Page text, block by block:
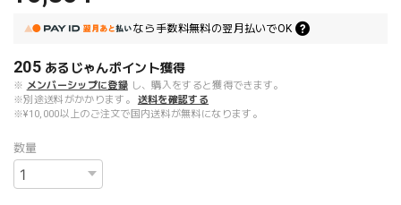
なら 手数料無料の翌月払いでOK
205 あるじゃんポイント獲得
※ メンバーシップに登録 し、購入をすると獲得できます。
※別途送料がかかります。
送料を確認する
※¥10,000以上のご注文で国内送料が無料になります。
数量